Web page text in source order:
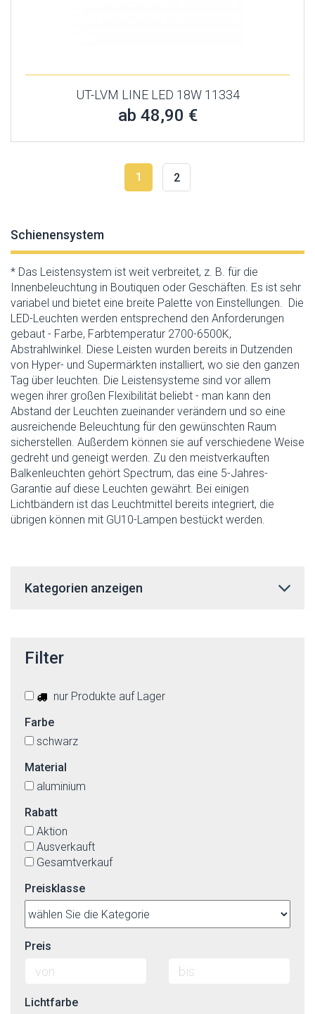
UT-LVM LINE LED 18W 11334
ab 48,90 €
1 2
Schienensystem
* Das Leistensystem ist weit verbreitet, z. B. für die
Innenbeleuchtung in Boutiquen oder Geschäften. Es ist sehr
variabel und bietet eine breite Palette von Einstellungen. Die
LED-Leuchten werden entsprechend den Anforderungen
gebaut - Farbe, Farbtemperatur 2700-6500K,
Abstrahlwinkel. Diese Leisten wurden bereits in Dutzenden
von Hyper- und Supermärkten installiert, wo sie den ganzen
Tag über leuchten. Die Leistensysteme sind vor allem
wegen ihrer großen Flexibilität beliebt - man kann den
Abstand der Leuchten zueinander verändern und so eine
ausreichende Beleuchtung für den gewünschten Raum
sicherstellen. Außerdem können sie auf verschiedene Weise
gedreht und geneigt werden. Zu den meistverkauften
Balkenleuchten gehört Spectrum, das eine 5-Jahres-
Garantie auf diese Leuchten gewährt. Bei einigen
Lichtbändern ist das Leuchtmittel bereits integriert, die
übrigen können mit GU10-Lampen bestückt werden.
Kategorien anzeigen
Filter
nur Produkte auf Lager
Farbe
schwarz
Material
aluminium
Rabatt
Aktion
Ausverkauft
Gesamtverkauf
Preisklasse
Preis
Lichtfarbe